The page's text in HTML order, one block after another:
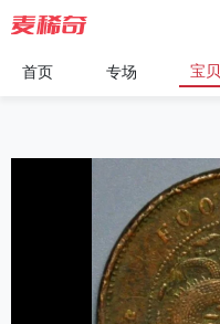
首页 专场 宝贝